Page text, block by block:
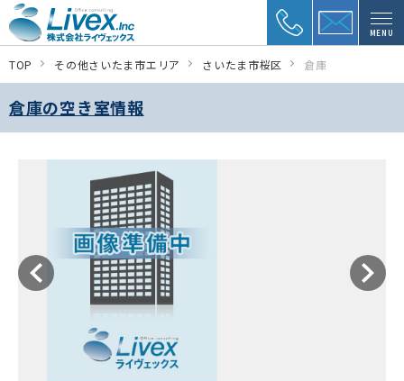
MENU
TOP その他さいたま市エリア さいたま市桜区 倉庫
倉庫の空き室情報